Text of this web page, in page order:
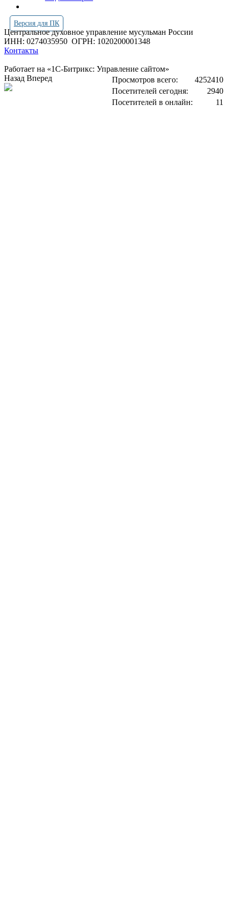
Версия для ПК
Центральное духовное управление мусульман России
ИНН: 0274035950 ОГРН: 1020200001348
Контакты
Работает на «1С-Битрикс: Управление сайтом»
Просмотров всего:
4252410
Посетителей сегодня:
2940
Посетителей в онлайн:
11
Назад Вперед